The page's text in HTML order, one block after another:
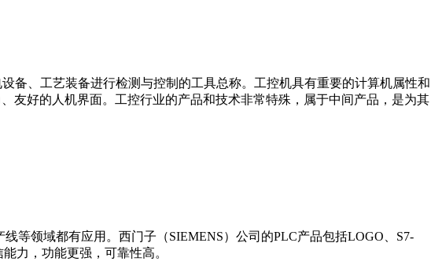
备、工艺装备进行检测与控制的工具总称。工控机具有重要的计算机属性和
友好的人机界面。工控行业的产品和技术非常特殊，属于中间产品，是为其
等领域都有应用。西门子（SIEMENS）公司的PLC产品包括LOGO、S7-
力，功能更强，可靠性高。